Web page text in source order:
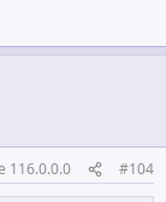
116.0.0.0 #104